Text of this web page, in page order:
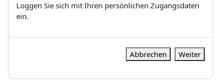
Loggen Sie sich mit Ihren persönlichen Zugangsdaten
ein.
Abbrechen Weiter